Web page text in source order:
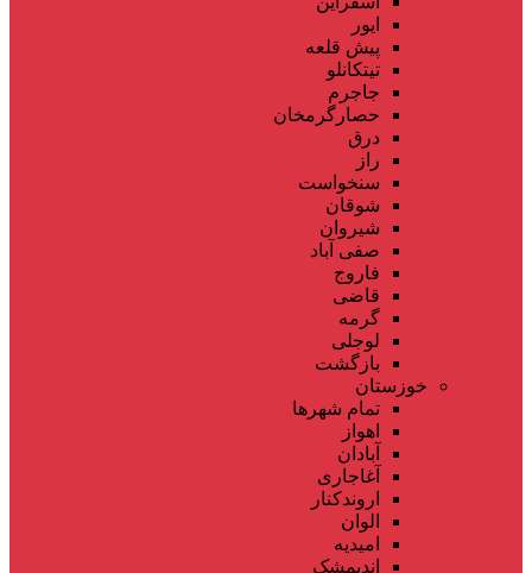
ایور
پیش قلعه
تیتکانلو
جاجرم
حصارگرمخان
درق
راز
سنخواست
شوقان
شیروان
صفی آباد
فاروج
قاضی
گرمه
لوجلی
بازگشت
خوزستان
تمام شهر‌ها
اهواز
آبادان
آغاجاری
اروندکنار
الوان
امیدیه
اندیمشک